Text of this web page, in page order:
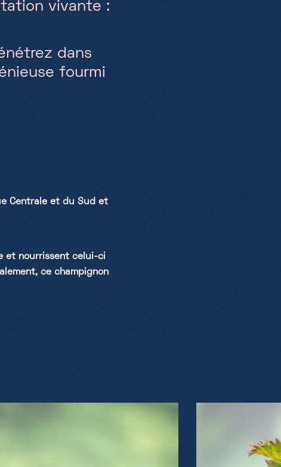
vivante :
dans
fourmi
Centrale et du Sud et
et nourrissent celui-ci
ce champignon